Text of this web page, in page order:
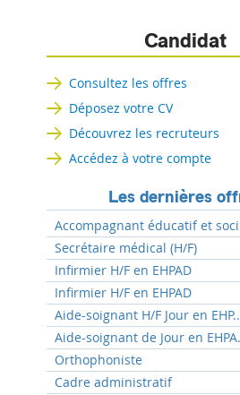
Candidat
Consultez les offres
Déposez votre CV
Découvrez les recruteurs
Accédez à votre compte
Les dernières
Accompagnant éducatif et
Secrétaire médical (H/F)
Infirmier H/F en EHPAD
Infirmier H/F en EHPAD
Aide-soignant H/F Jour en
Aide-soignant de Jour en
Orthophoniste
Cadre administratif